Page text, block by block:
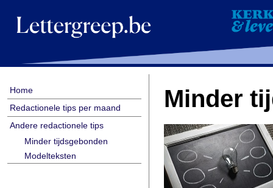
Home
Redactionele tips per maand
Andere redactionele tips
Minder tijdsgebonden
Modelteksten
Minder